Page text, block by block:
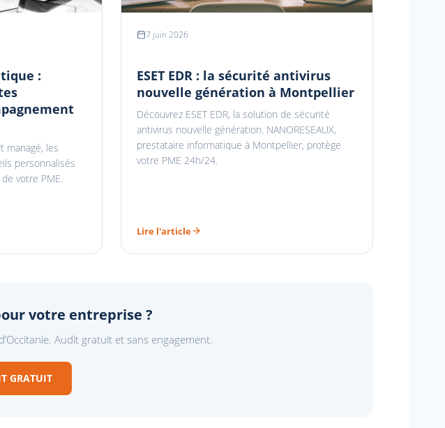
:
managé, les
personnalisés
votre PME.
7 juin 2026
ESET EDR : la sécurité antivirus
nouvelle génération à Montpellier
Découvrez ESET EDR, la solution de sécurité
antivirus nouvelle génération. NANORESEAUX,
prestataire informatique à Montpellier, protège
votre PME 24h/24.
Lire l'article
votre entreprise ?
Audit gratuit et sans engagement.
GRATUIT